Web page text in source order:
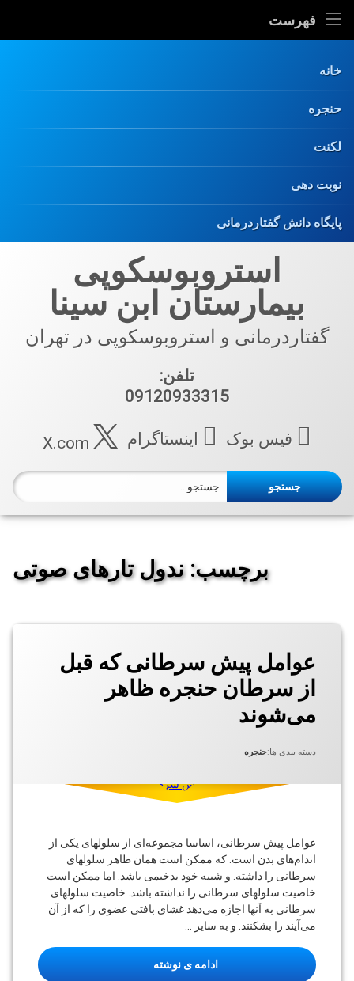
فهرست
خانه
حنجره
لکنت
نوبت دهی
پایگاه دانش گفتاردرمانی
استروبوسکوپی
بیمارستان ابن سینا
گفتاردرمانی و استروبوسکوپی در تهران
تلفن:
09120933315
فیس بوک اینستاگرام X.com
برچسب: ندول تارهای صوتی
عوامل پیش سرطانی که قبل
از سرطان حنجره ظاهر
می‌شوند
نوشته شده در
به روز شده در
arashslp
دسته بندی ها:حنجره
عوامل پیش سرطانی، اساسا مجموعه‌ای از سلولهای یکی از
اندام‌های بدن است. که ممکن است همان ظاهر سلولهای
سرطانی را داشته. و شبیه خود بدخیمی باشد. اما ممکن است
خاصیت سلولهای سرطانی را نداشته باشد. خاصیت سلولهای
سرطانی به آنها اجازه می‌دهد غشای بافتی عضوی را که از آن
می‌آیند را بشکنند. و به سایر …
ادامه ی نوشته عوامل پیش سرطانی که قبل
استروبوسکوپی
استروبوسکوپی
بیمارستان ابن
سینا
حنجره
سرطانی
تارهای
صوتی
حنجره
سرطان
سرطان
حنجره
گفتاردرمانی
ندول